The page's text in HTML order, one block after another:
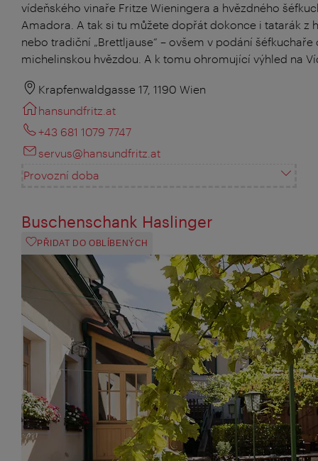
vídeňského vinaře Fritze Wieningera a hvězdného
Amadora. A tak si tu můžete dopřát dokonce i tatarák z
nebo tradiční „Brettljause“ – ovšem v podání šéfkuchaře
michelinskou hvězdou. A k tomu ohromující výhled na
Krapfenwaldgasse 17, 1190 Wien
hansundfritz.at
+43 681 1079 7747
servus@hansundfritz.at
Provozní doba
Buschenschank Haslinger
PŘIDAT DO OBLÍBENÝCH